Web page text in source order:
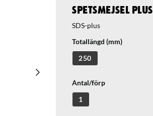
Spetsmejsel plus
Totallängd (mm)
250
Antal/förp
1